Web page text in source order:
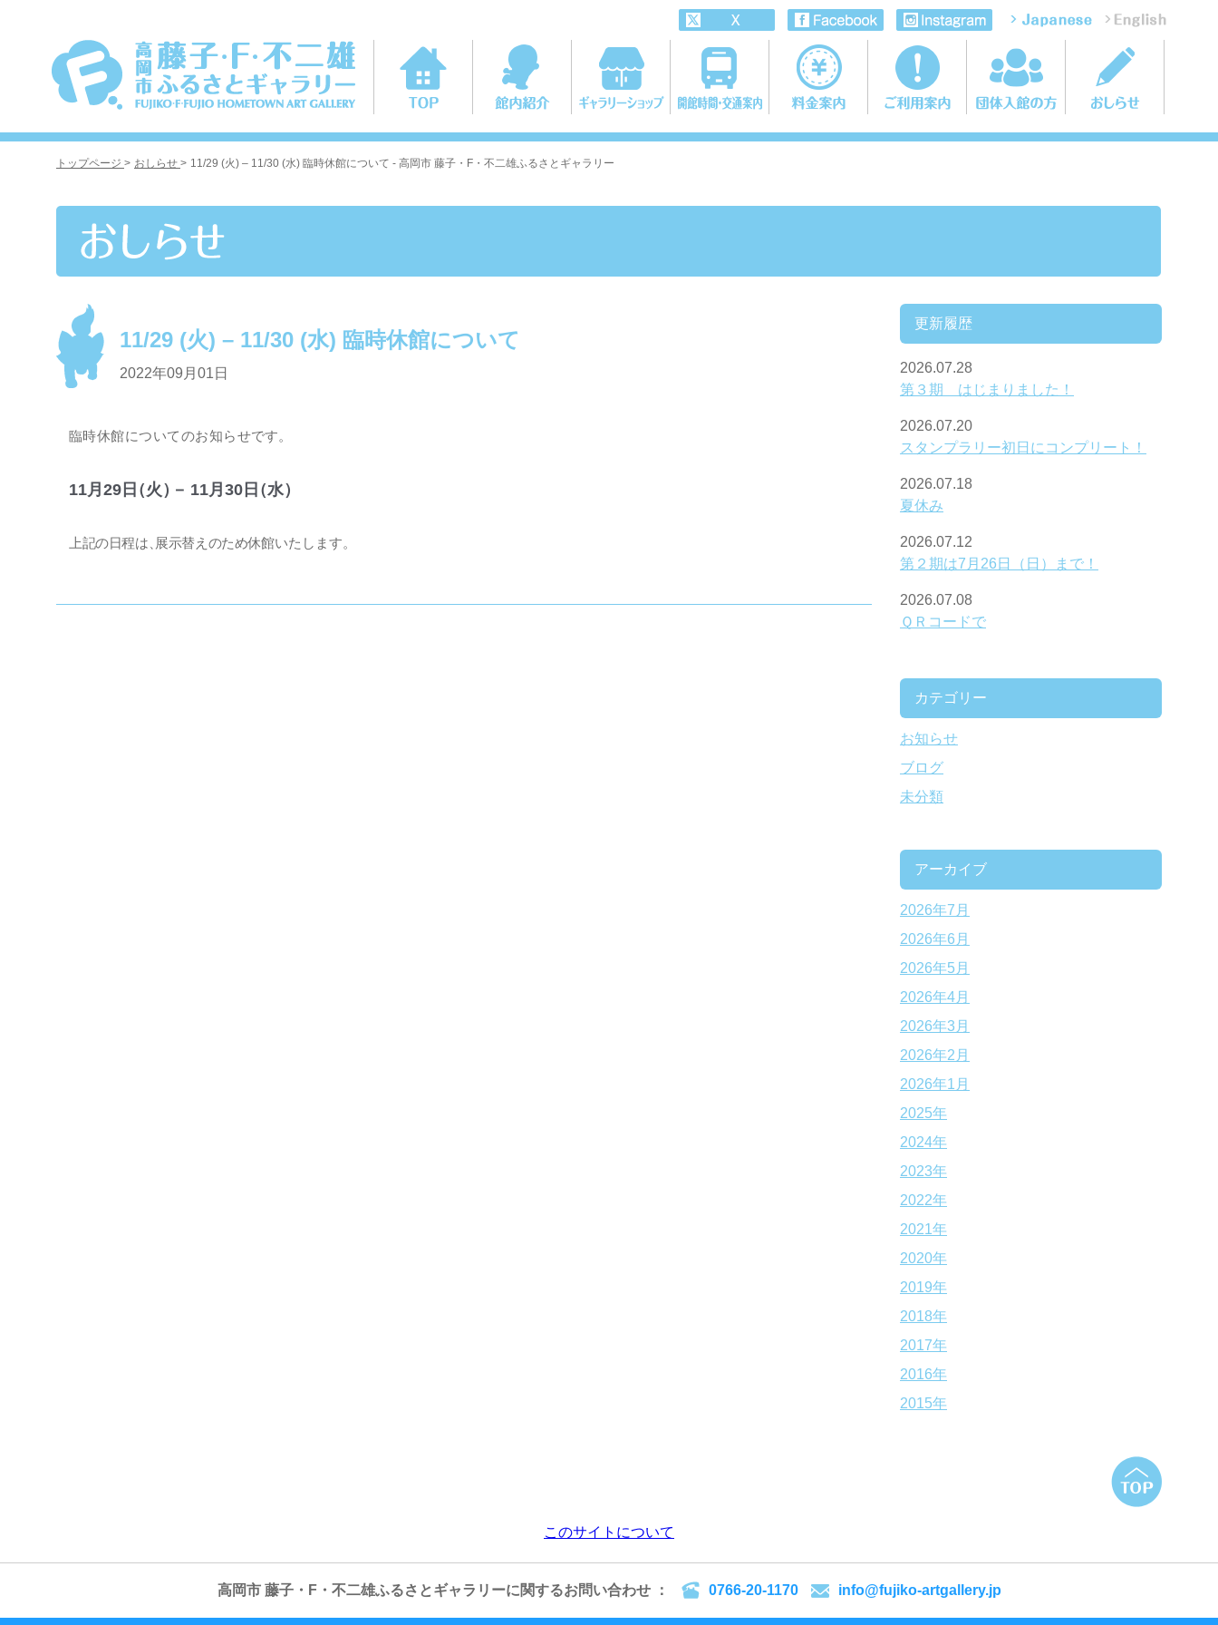
トップページ > おしらせ > 11/29 (火) – 11/30 (水) 臨時休館について - 高岡市 藤子・F・不二雄ふるさとギャラリー
11/29 (火) – 11/30 (水) 臨時休館について
2022年09月01日
臨時休館についてのお知らせです。
11月29 日（火 ） － 11月30日（水）
上記の日程は 展示替えのため休館いたします
更新履歴
2026.07.28
第３期 はじまりました！
2026.07.20
スタンプラリー初日にコンプリート！
2026.07.18
夏休み
2026.07.12
第２期は7月26日（日）まで！
2026.07.08
ＱＲコードで
カテゴリー
お知らせ
ブログ
未分類
アーカイブ
2026年7月
2026年6月
2026年5月
2026年4月
2026年3月
2026年2月
2026年1月
2025年
2024年
2023年
2022年
2021年
2020年
2019年
2018年
2017年
2016年
2015年
このサイトについて
高岡市 藤子・F・不二雄ふるさとギャラリーに関するお問い合わせ ： 0766-20-1170 info@fujiko-artgallery.jp